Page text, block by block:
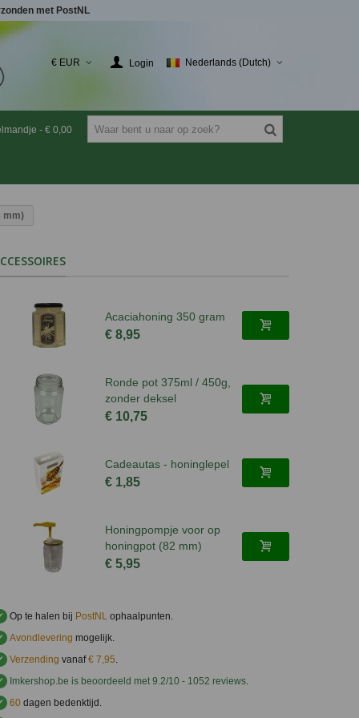
met PostNL
€ EUR Login Nederlands (Dutch)
- € 0,00
mm)
Acaciahoning 350 gram
€ 8,95
Ronde pot 375ml / 450g,
zonder deksel
€ 10,75
Cadeautas - honinglepel
€ 1,85
Honingpompje voor op
honingpot (82 mm)
€ 5,95
Op te halen bij PostNLophaalpunten.
Avondlevering mogelijk.
Verzending vanaf€ 7,95.
Imkershop.be is beoordeeld met9.2/10 -1052 reviews.
60dagen bedenktijd.